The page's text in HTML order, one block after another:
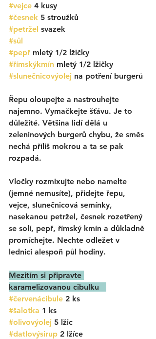
#vejce 4 kusy
#česnek 5 stroužků
#petržel svazek
#sůl
#pepř mletý 1/2 lžičky
#římskýkmín mletý 1/2 lžičky
#slunečnicovýolej na potření burgerů
Řepu oloupejte a nastrouhejte
najemno. Vymačkejte šťávu. Je to
důležité. Většina lidí dělá u
zeleninových burgerů chybu, že směs
nechá příliš mokrou a ta se pak
rozpadá.
Vločky rozmixujte nebo namelte
(jemné nemusíte), přidejte řepu,
vejce, slunečnicová semínky,
nasekanou petržel, česnek rozetřený
se solí, pepř, římský kmín a důkladně
promíchejte. Nechte odležet v
lednici alespoň půl hodiny.
Mezitím si připravte
karamelizovanou cibulku
#červenácibule 2 ks
#šalotka 1 ks
#olivovýolej 5 lžic
#datlovýsirup 2 lžíce